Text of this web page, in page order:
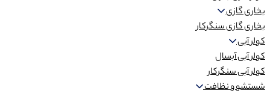
بخاری گازی
بخاری گازی سنگرکار
کولر آبی
کولر آبی آبسال
کولر آبی سنگرکار
شستشو و نظافت